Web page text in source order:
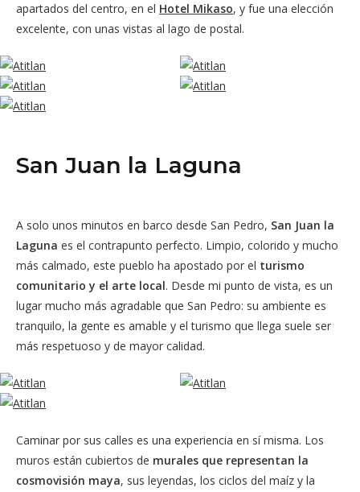
apartados del centro, en el Hotel Mikaso, y fue una elección
excelente, con unas vistas al lago de postal.
San Juan la Laguna
A solo unos minutos en barco desde San Pedro, San Juan la
Laguna es el contrapunto perfecto. Limpio, colorido y mucho
más calmado, este pueblo ha apostado por el turismo
comunitario y el arte local. Desde mi punto de vista, es un
lugar mucho más agradable que San Pedro: su ambiente es
tranquilo, la gente es amable y el turismo que llega suele ser
más respetuoso y de mayor calidad.
Caminar por sus calles es una experiencia en sí misma. Los
muros están cubiertos de murales que representan la
cosmovisión maya, sus leyendas, los ciclos del maíz y la